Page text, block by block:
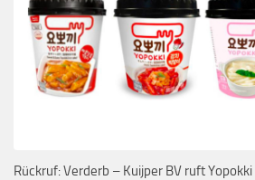
Rückruf: Verderb – Kuijper BV ruft